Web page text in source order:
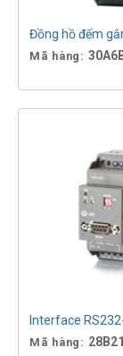
Đồng hồ đếm
Mã hàng:
Interface
Mã hàng: